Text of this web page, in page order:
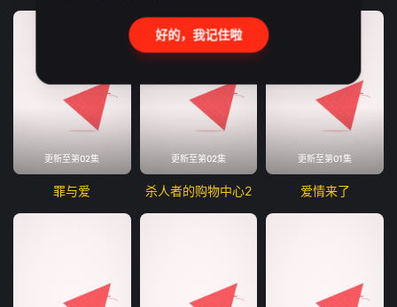
更新至第02集
罪与爱
更新至第02集
杀人者的购物中心2
更新至第01集
爱情来了
好的，我记住啦